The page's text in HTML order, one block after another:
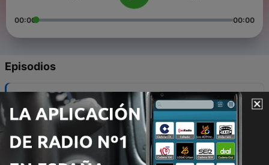
00:00 00:00
Episodios
5 - Nadie Sabe ASMR
28 oct. 2024
4 - Animales para dormir con Andreu Buenafuente
30 ene. 2021